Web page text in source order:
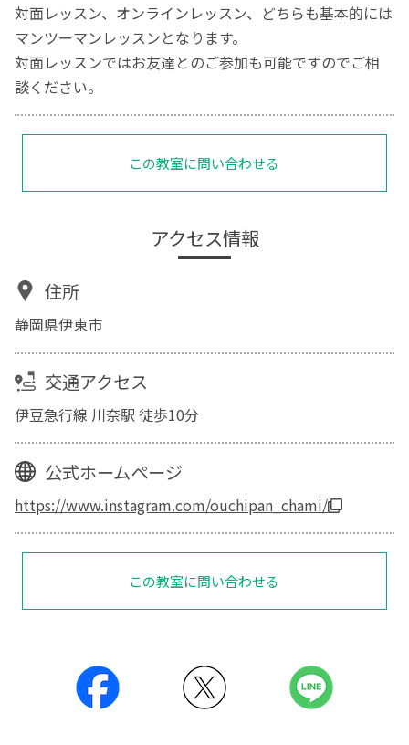
対面レッスン、オンラインレッスン、どちらも基本的には
マンツーマンレッスンとなります。
対面レッスンではお友達とのご参加も可能ですのでご相
談ください。
この教室に問い合わせる
アクセス情報
住所
静岡県伊東市
交通アクセス
伊豆急行線 川奈駅 徒歩10分
公式ホームページ
https://www.instagram.com/ouchipan_chami/
この教室に問い合わせる